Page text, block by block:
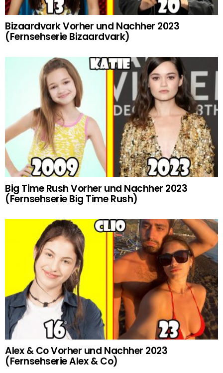
Bizaardvark Vorher und Nachher 2023
(Fernsehserie Bizaardvark)
Big Time Rush Vorher und Nachher 2023
(Fernsehserie Big Time Rush)
Alex & Co Vorher und Nachher 2023
(Fernsehserie Alex & Co)